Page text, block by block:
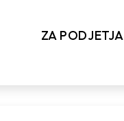
ZA PODJETJA